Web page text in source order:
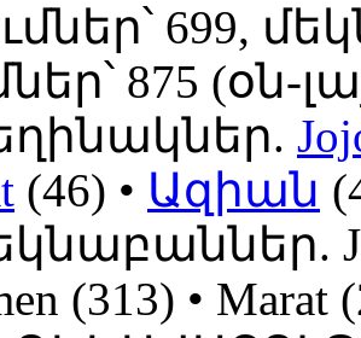
699,
875 (օն-
(46) • Ազիան
(313) •